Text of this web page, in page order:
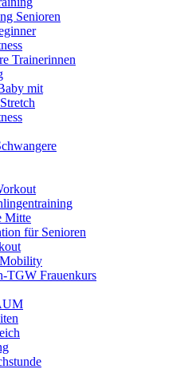
Senioren
Trainerinnen
mit
Mitte
für Senioren
TGW Frauenkurs